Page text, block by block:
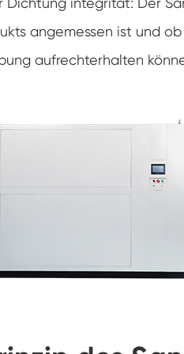
angemessen ist und
aufrechterhalten